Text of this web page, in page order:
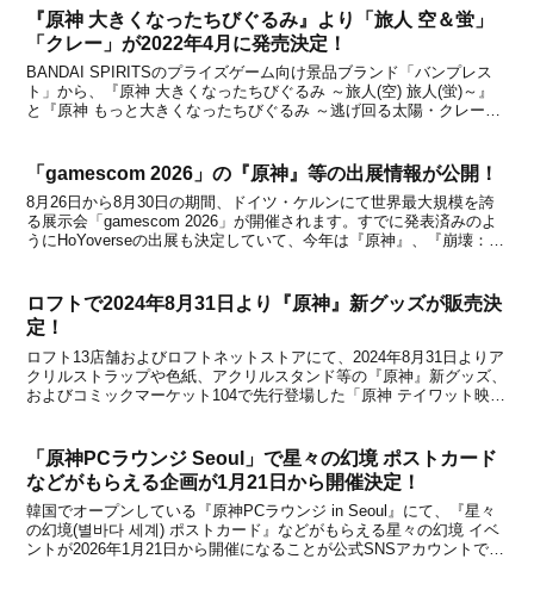
『原神 大きくなったちびぐるみ』より「旅人 空＆蛍」
「クレー」が2022年4月に発売決定！
BANDAI SPIRITSのプライズゲーム向け景品ブランド「バンプレス
ト」から、『原神 大きくなったちびぐるみ ～旅人(空) 旅人(蛍)～』
と『原神 もっと大きくなったちびぐるみ ～逃げ回る太陽・クレー
「gamescom 2026」の『原神』等の出展情報が公開！
8月26日から8月30日の期間、ドイツ・ケルンにて世界最大規模を誇
る展示会「gamescom 2026」が開催されます。すでに発表済みのよ
うにHoYoverseの出展も決定していて、今年は『原神』、『崩壊：ス
ロフトで2024年8月31日より『原神』新グッズが販売決
定！
ロフト13店舗およびロフトネットストアにて、2024年8月31日よりア
クリルストラップや色紙、アクリルスタンド等の『原神』新グッズ、
およびコミックマーケット104で先行登場した「原神 テイワット映影
「原神PCラウンジ Seoul」で星々の幻境 ポストカード
などがもらえる企画が1月21日から開催決定！
韓国でオープンしている『原神PCラウンジ in Seoul』にて、『星々
の幻境(별바다 세계) ポストカード』などがもらえる星々の幻境 イベ
ントが2026年1月21日から開催になることが公式SNSアカウントで発